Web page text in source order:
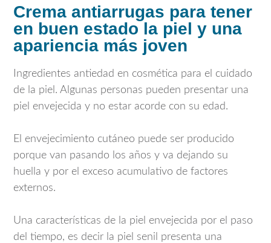
Crema antiarrugas para tener
en buen estado la piel y una
apariencia más joven
Ingredientes antiedad en cosmética para el cuidado
de la piel. Algunas personas pueden presentar una
piel envejecida y no estar acorde con su edad.
El envejecimiento cutáneo puede ser producido
porque van pasando los años y va dejando su
huella y por el exceso acumulativo de factores
externos.
Una características de la piel envejecida por el paso
del tiempo, es decir la piel senil presenta una